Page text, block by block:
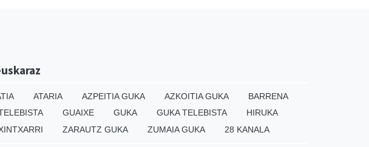
ATARIA AZPEITIA GUKA AZKOITIA GUKA
BARRENA
GUAIXE GUKA GUKA TELEBISTA
HIRUKA
ZARAUTZ GUKA ZUMAIA GUKA 28 KANALA